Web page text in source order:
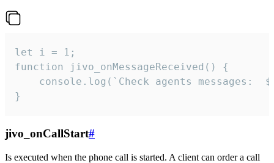
let i = 1;
function jivo_onMessageReceived() {
}
jivo_onCallStart#
Is executed when the phone call is started. A client can order a call